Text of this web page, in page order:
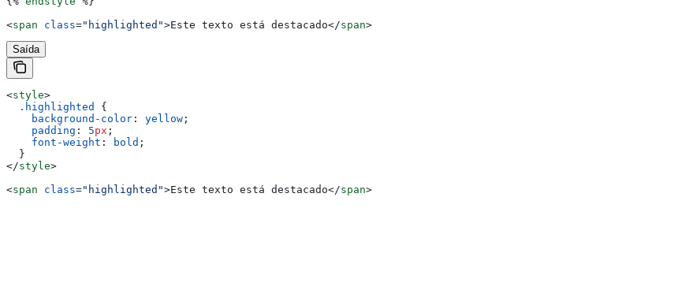
<span class="highlighted">Este texto está destacado</span>
Saída
<style>
  .highlighted
{
    background-color
: yellow ;
    padding
: 5px ;
    font-weight
: bold ;
  }
</style>
<span class="highlighted">Este texto está destacado</span>